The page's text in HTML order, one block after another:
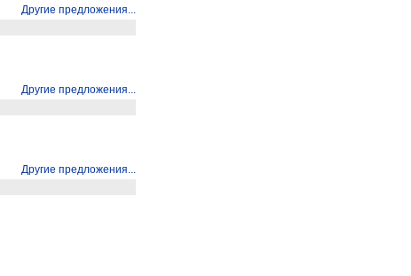
Другие предложения...
Другие предложения...
Другие предложения...